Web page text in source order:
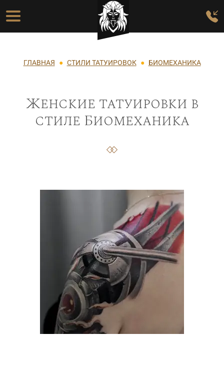
Перейти к основному содержанию
Основная навигация
Строка навигации
ГЛАВНАЯ СТИЛИ ТАТУИРОВОК БИОМЕХАНИКА
Женские татуировки в
стиле Биомеханика